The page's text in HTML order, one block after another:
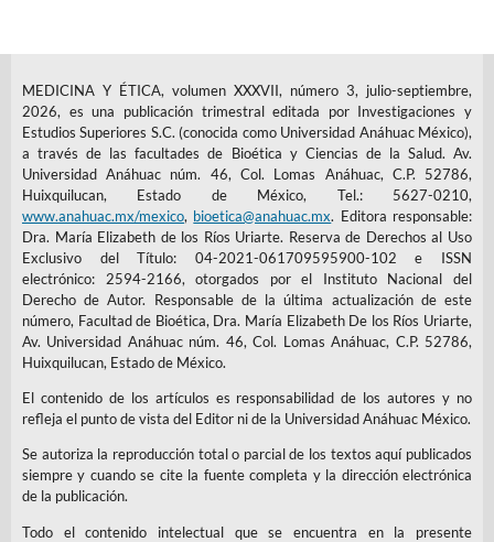
MEDICINA Y ÉTICA, volumen XXXVII, número 3, julio-septiembre,
2026, es una publicación trimestral editada por Investigaciones y
Estudios Superiores S.C. (conocida como Universidad Anáhuac México),
a través de las facultades de Bioética y Ciencias de la Salud. Av.
Universidad Anáhuac núm. 46, Col. Lomas Anáhuac, C.P. 52786,
Huixquilucan, Estado de México, Tel.: 5627-0210,
www.anahuac.mx/mexico, bioetica@anahuac.mx. Editora responsable:
Dra. María Elizabeth de los Ríos Uriarte. Reserva de Derechos al Uso
Exclusivo del Título: 04-2021-061709595900-102 e ISSN
electrónico: 2594-2166, otorgados por el Instituto Nacional del
Derecho de Autor. Responsable de la última actualización de este
número, Facultad de Bioética, Dra. María Elizabeth De los Ríos Uriarte,
Av. Universidad Anáhuac núm. 46, Col. Lomas Anáhuac, C.P. 52786,
Huixquilucan, Estado de México.
El contenido de los artículos es responsabilidad de los autores y no
refleja el punto de vista del Editor ni de la Universidad Anáhuac México.
Se autoriza la reproducción total o parcial de los textos aquí publicados
siempre y cuando se cite la fuente completa y la dirección electrónica
de la publicación.
Todo el contenido intelectual que se encuentra en la presente